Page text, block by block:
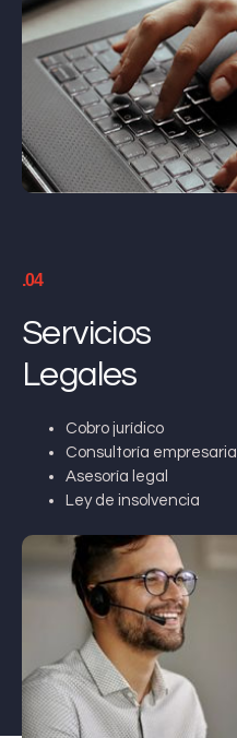
.04
Servicios
Legales
Cobro jurídico
Consultoría empresarial
Asesoría legal
Ley de insolvencia